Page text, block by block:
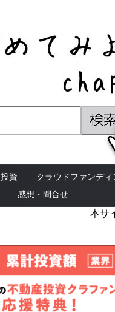
投資 クラウドファンデ
感想・問合せ
本サ